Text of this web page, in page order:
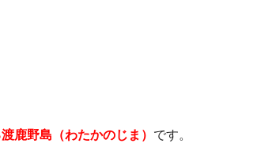
鹿野島（わたかのじま） です。